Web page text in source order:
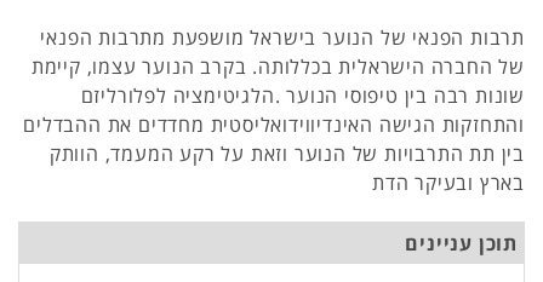
תרבות הפנאי של הנוער בישראל מושפעת מתרבות הפנאי
של החברה הישראלית בכללותה. בקרב הנוער עצמו, קיימת
שונות רבה בין טיפוסי הנוער .הלגיטימציה לפלורליזם
והתחזקות הגישה האינדיווידואליסטית מחדדים את ההבדלים
בין תת התרבויות של הנוער וזאת על רקע המעמד, הוותק
בארץ ובעיקר הדת
תוכן עניינים